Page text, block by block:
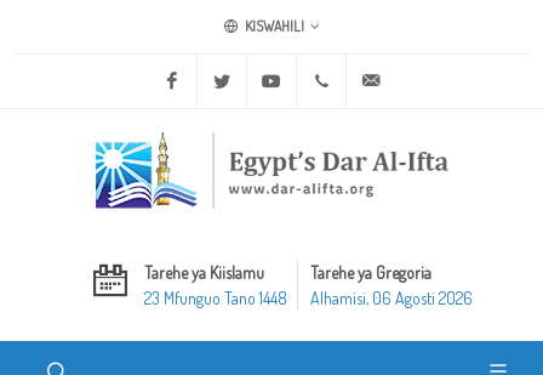
KISWAHILI
Facebook Twitter Youtube +20 2 25970400
Tarehe ya Kiislamu
23 Mfunguo Tano 1448
Tarehe ya Gregoria
Alhamisi, 06 Agosti 2026